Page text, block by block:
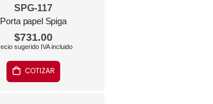
SPG-117
Porta papel Spiga
$731.00
COTIZAR